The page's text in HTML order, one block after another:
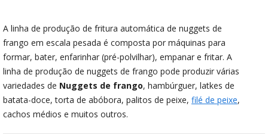
A linha de produção de fritura automática de nuggets de
frango em escala pesada é composta por máquinas para
formar, bater, enfarinhar (pré-polvilhar), empanar e fritar. A
linha de produção de nuggets de frango pode produzir várias
variedades de Nuggets de frango, hambúrguer, latkes de
batata-doce, torta de abóbora, palitos de peixe, filé de peixe,
cachos médios e muitos outros.